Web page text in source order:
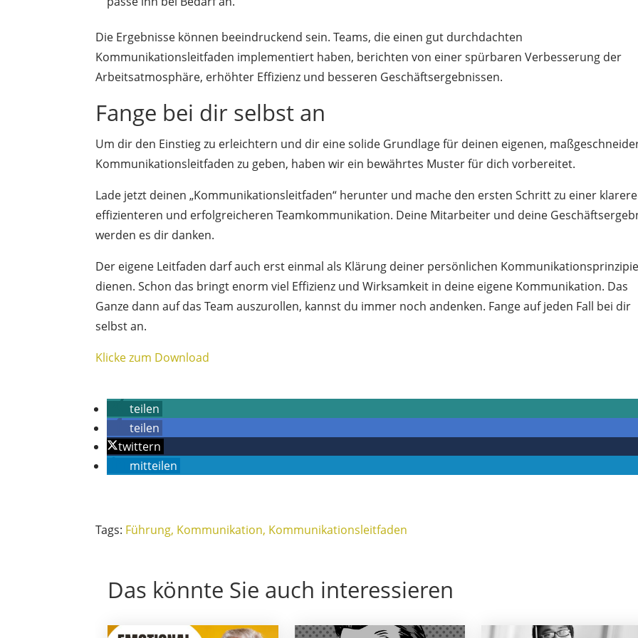
Die Ergebnisse können beeindruckend sein. Teams, die einen gut durchdachten
Kommunikationsleitfaden implementiert haben, berichten von einer spürbaren Verbesserung der
Arbeitsatmosphäre, erhöhter Effizienz und besseren Geschäftsergebnissen.
Fange bei dir selbst an
Um dir den Einstieg zu erleichtern und dir eine solide Grundlage für deinen eigenen,
Kommunikationsleitfaden zu geben, haben wir ein bewährtes Muster für dich vorbereitet.
Lade jetzt deinen „Kommunikationsleitfaden“ herunter und mache den ersten Schritt zu einer
effizienteren und erfolgreicheren Teamkommunikation. Deine Mitarbeiter und deine
werden es dir danken.
Der eigene Leitfaden darf auch erst einmal als Klärung deiner persönlichen
dienen. Schon das bringt enorm viel Effizienz und Wirksamkeit in deine eigene Kommunikation. Das
Ganze dann auf das Team auszurollen, kannst du immer noch andenken. Fange auf jeden Fall bei dir
selbst an.
Klicke zum Download
teilen
teilen
twittern
mitteilen
Tags: Führung Kommunikation Kommunikationsleitfaden
Das könnte Sie auch interessieren